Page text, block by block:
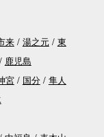
来 湯之元
東
鹿児島
宮 国分
隼人